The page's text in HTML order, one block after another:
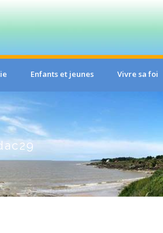
Enfants et jeunes Vivre sa foi